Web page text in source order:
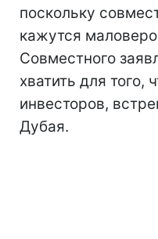
поскольку
кажутся
Совместного
хватить для того,
инвесторов,
Дубая.